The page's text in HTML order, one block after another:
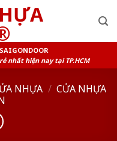
nhất hiện nay tại TP.HCM
NHỰA / CỬA NHỰA